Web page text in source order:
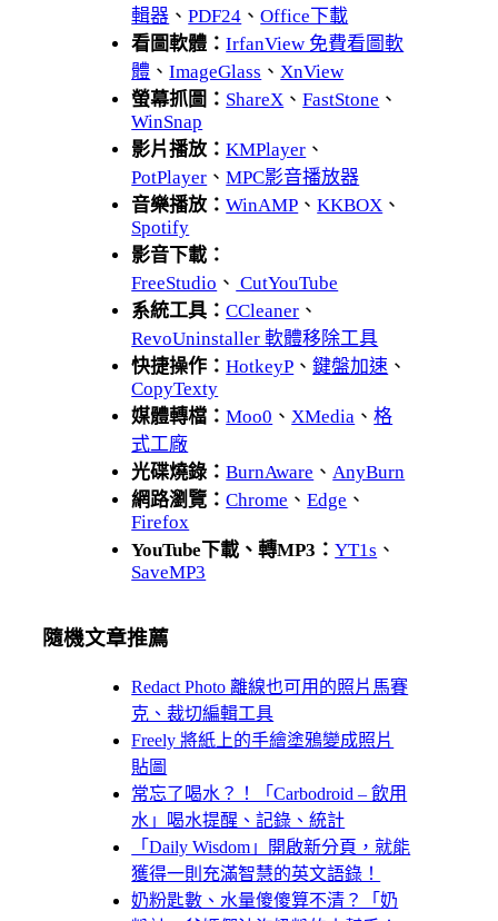
輯器 、PDF24 、Office下載
看圖軟體：IrfanView 免費看圖軟
體 、ImageGlass 、 XnView
螢幕抓圖： ShareX 、FastStone 、
WinSnap
影片播放：KMPlayer 、
PotPlayer 、MPC影音播放器
音樂播放：WinAMP 、KKBOX 、
Spotify
影音下載：
FreeStudio 、 CutYouTube
系統工具：CCleaner 、
RevoUninstaller 軟體移除工具
快捷操作：HotkeyP 、鍵盤加速 、
CopyTexty
媒體轉檔：Moo0 、 XMedia 、格
式工廠
光碟燒錄：BurnAware 、 AnyBurn
網路瀏覽：Chrome 、Edge 、
Firefox
YouTube下載、轉MP3：YT1s 、
SaveMP3
隨機文章推薦
Redact Photo 離線也可用的照片馬賽
克、裁切編輯工具
Freely 將紙上的手繪塗鴉變成照片
貼圖
常忘了喝水？！「Carbodroid – 飲用
水」喝水提醒、記錄、統計
「Daily Wisdom」開啟新分頁，就能
獲得一則充滿智慧的英文語錄！
奶粉匙數、水量傻傻算不清？「奶